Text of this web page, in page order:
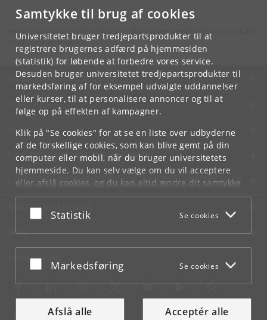
Samtykke til brug af cookies
Universitetet bruger tredjepartsprodukter til at
registrere brugernes adfærd på hjemmesiden
(statistik) for løbende at forbedre vores service.
Desuden bruger universitetet tredjepartsprodukter til
markedsføring af for eksempel udvalgte uddannelser
eller kurser, til at personalisere annoncer og til at
følge op på effekten af kampagner.
Klik på "Se cookies" for at se en liste over udbyderne
af de forskellige cookies, som kan blive gemt på din
computer eller mobil, når du bruger universitetets
hjemmeside. Du kan selv vælge om du vil acceptere
eller afslå cookies, og du kan altid ændre dit samtykke
underCookie- og privatlivspolitiksom du finder i
bunden af hver side.
Acceptér eller afslå
Statistik Se cookies
Acceptér eller afslå
Markedsføring Se cookies
Afslå alle Acceptér alle
Hvis du har spørgsmål til kurset, skal du henvende dig til din lokale
studieadministration.
KØBENHAVNS UNIVERSITET
KONTAKT
SERVICES
FOR STUDERENDE OG ANSATTE
JOB OG KARRIERE
NØDSITUATIONER
WEB
MØD KU PÅ